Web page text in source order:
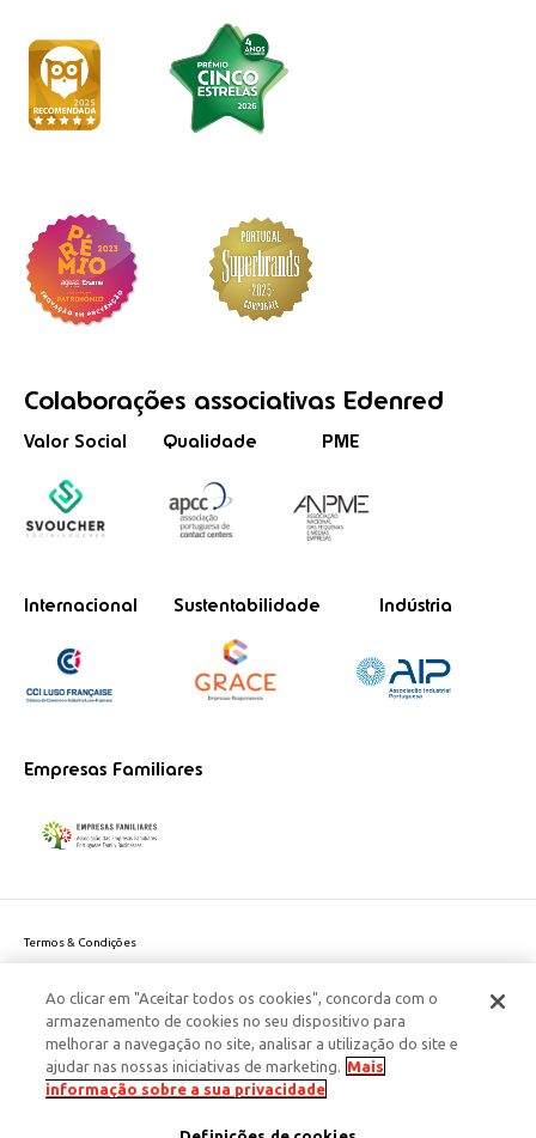
Colaborações associativas Edenred
Valor Social Qualidade PME
Internacional Sustentabilidade Indústria
Empresas Familiares
Termos & Condições
Politica de Cookies
Política de Privacidade Dados Pessoais
Responsabilidade Social Corporativa
Este site é protegido pelo reCAPTCHA e aplicam-se a
Ao clicar em "Aceitar todos os cookies", concorda com o
armazenamento de cookies no seu dispositivo para
melhorar a navegação no site, analisar a utilização do site e
ajudar nas nossas iniciativas de marketing. Mais
informação sobre a sua privacidade